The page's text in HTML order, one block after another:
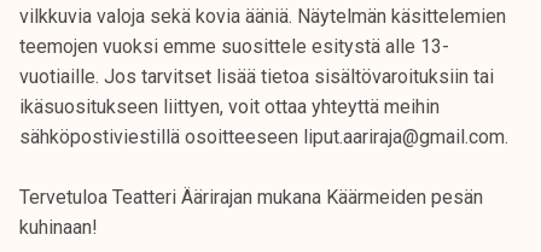
vilkkuvia valoja sekä kovia ääniä. Näytelmän käsittelemien
teemojen vuoksi emme suosittele esitystä alle 13-
vuotiaille. Jos tarvitset lisää tietoa sisältövaroituksiin tai
ikäsuositukseen liittyen, voit ottaa yhteyttä meihin
sähköpostiviestillä osoitteeseen liput.aariraja@gmail.com.
Tervetuloa Teatteri Äärirajan mukana Käärmeiden pesän
kuhinaan!